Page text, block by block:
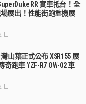
RR 實車抵台！全
場展出！性能街跑重機展
日
灣山葉正式公布 XSR155 展
奇跑車 YZF-R7 OW-02 車
日